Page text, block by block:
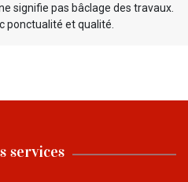
signifie pas bâclage des travaux.
ponctualité et qualité.
services